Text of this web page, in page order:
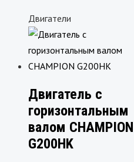
Двигатели
Двигатель с
горизонтальным
валом CHAMPION
G200HK